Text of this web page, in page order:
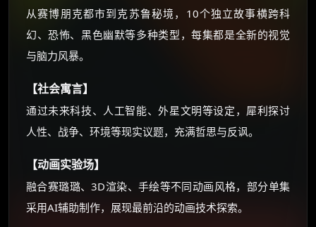
从赛博朋克都市到克苏鲁秘境，10个独立故事横跨科
幻、恐怖、黑色幽默等多种类型，每集都是全新的视觉
与脑力风暴。
【社会寓言】
通过未来科技、人工智能、外星文明等设定，犀利探讨
人性、战争、环境等现实议题，充满哲思与反讽。
【动画实验场】
融合赛璐璐、3D渲染、手绘等不同动画风格，部分单集
采用AI辅助制作，展现最前沿的动画技术探索。
⚡ 前往【大淘客】领红包